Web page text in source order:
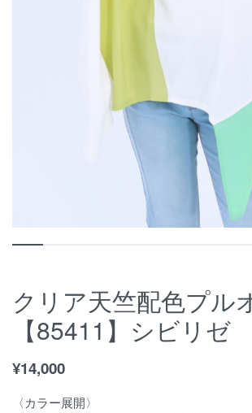
クリア天竺配色プル
【85411】シビリゼ
¥14,000
〈カラー展開〉